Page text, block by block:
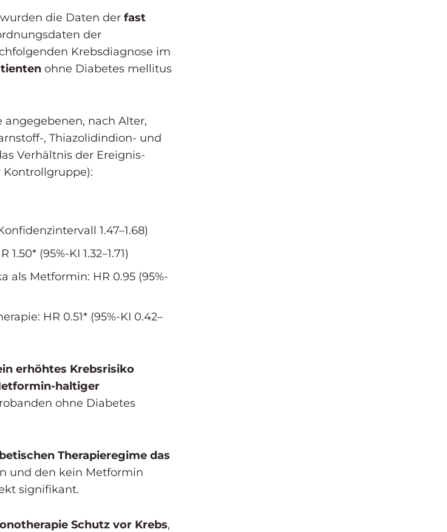
die Daten der fast
der
Krebsdiagnose im
ohne Diabetes mellitus
nach Alter,
, Thiazolidindion- und
Verhältnis der Ereignis-
1.47–1.68)
(95%-KI 1.32–1.71)
Metformin: HR 0.95 (95%-
HR 0.51* (95%-KI 0.42–
erhöhtes Krebsrisiko
haltiger
ohne Diabetes
Therapieregime das
und den kein Metformin
signifikant.
Schutz vor Krebs,